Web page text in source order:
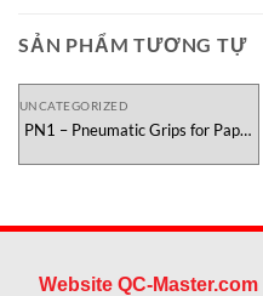
SẢN PHẨM TƯƠNG TỰ
UNCATEGORIZED
PN1 – Pneumatic Grips for Paper
Website QC-Master.com